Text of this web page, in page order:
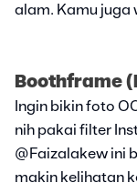
alam. Kamu juga
Boothframe
Ingin bikin foto
nih pakai filter
@Faizalakew ini
makin kelihatan